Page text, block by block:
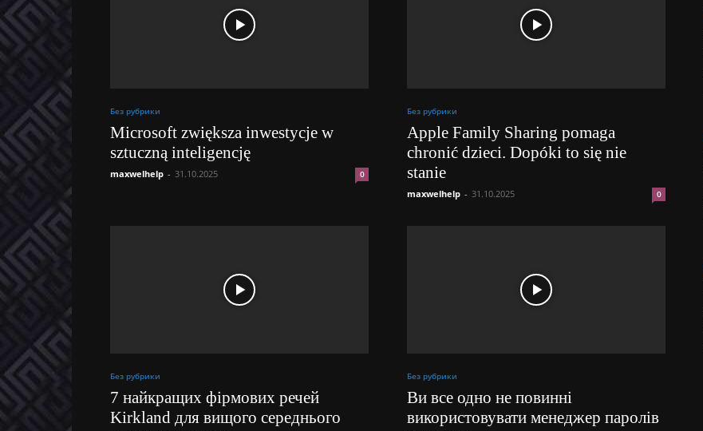
Без рубрики
Microsoft zwiększa inwestycje w
sztuczną inteligencję
maxwelhelp - 31.10.2025 0
Без рубрики
Apple Family Sharing pomaga
chronić dzieci. Dopóki to się nie
stanie
maxwelhelp - 31.10.2025 0
Без рубрики
7 найкращих фірмових речей
Kirkland для вищого середнього
Без рубрики
Ви все одно не повинні
використовувати менеджер паролів